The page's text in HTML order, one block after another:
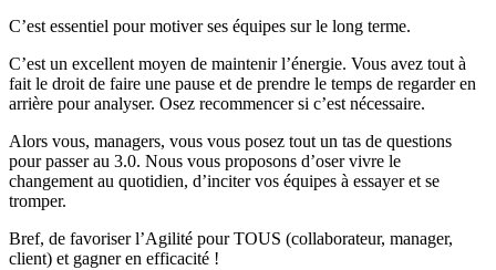
C’est essentiel pour motiver ses équipes sur le long terme.
C’est un excellent moyen de maintenir l’énergie. Vous avez tout à
fait le droit de faire une pause et de prendre le temps de regarder en
arrière pour analyser. Osez recommencer si c’est nécessaire.
Alors vous, managers, vous vous posez tout un tas de questions
pour passer au 3.0. Nous vous proposons d’oser vivre le
changement au quotidien, d’inciter vos équipes à essayer et se
tromper.
Bref, de favoriser l’Agilité pour TOUS (collaborateur, manager,
client) et gagner en efficacité !